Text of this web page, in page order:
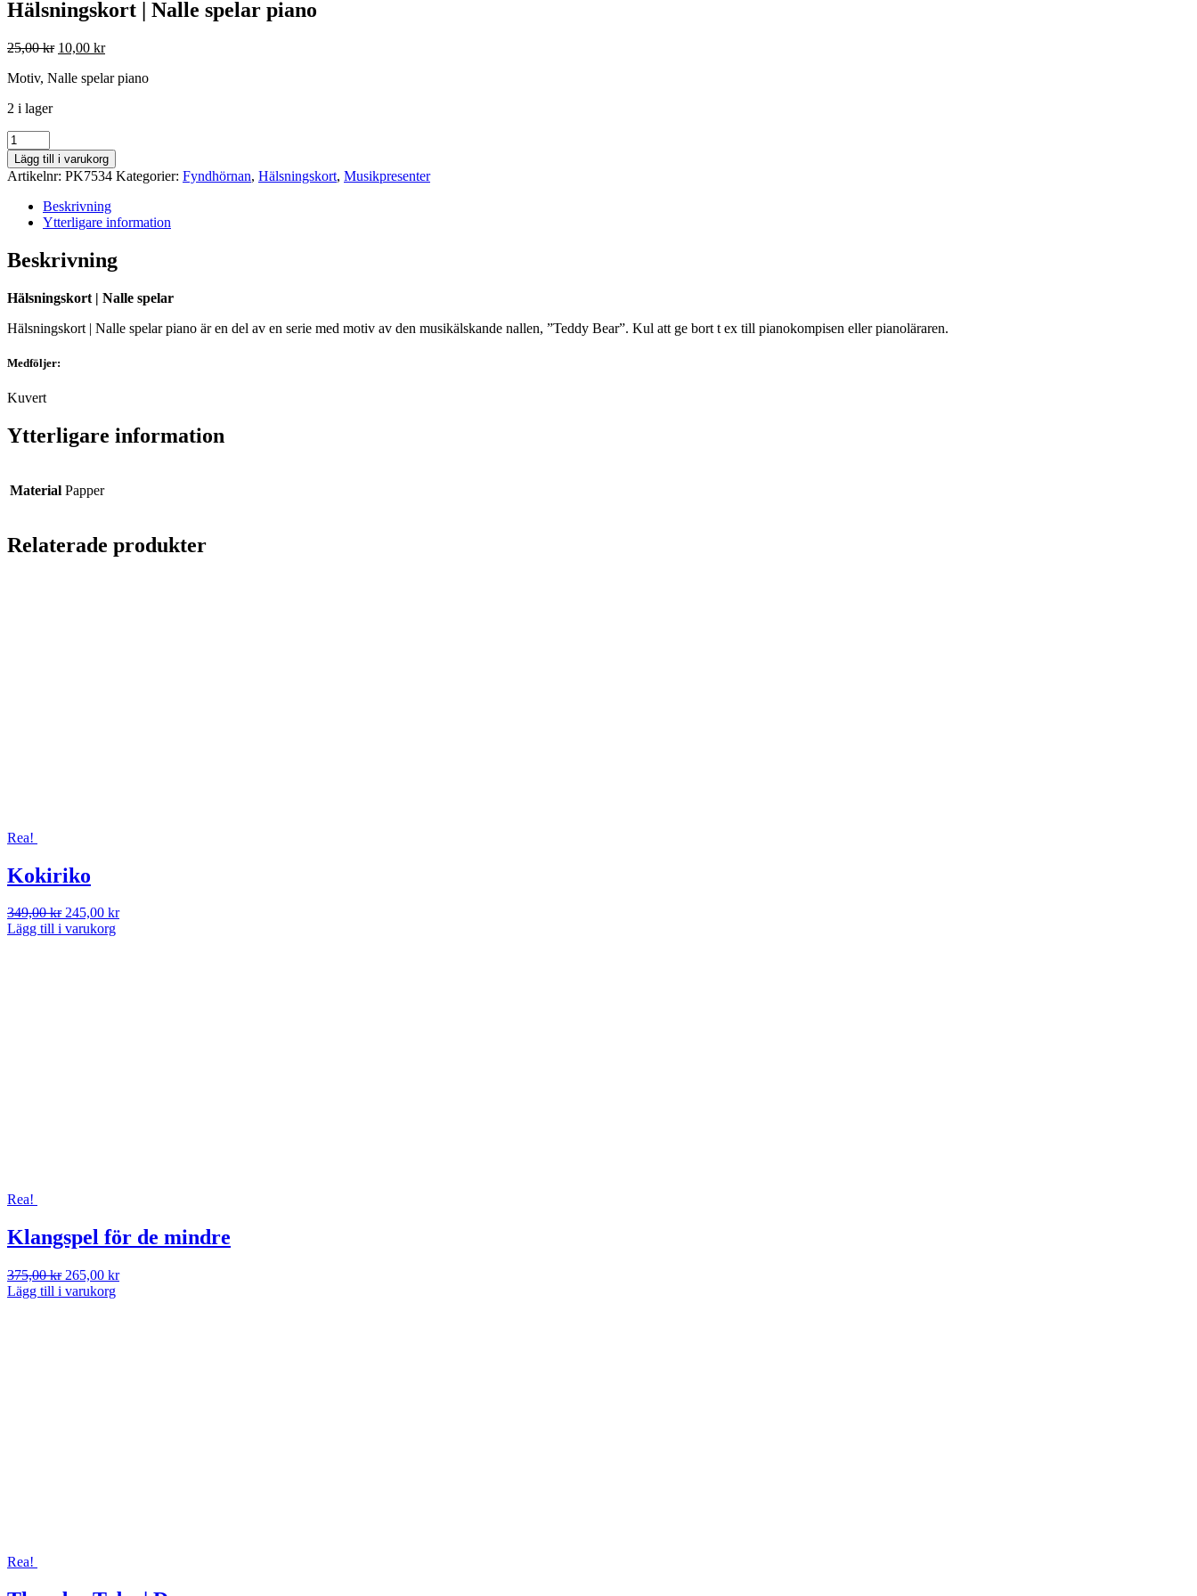
Hälsningskort | Nalle spelar piano
25,00kr Det
priset
10,00 krDet
priset
Motiv, Nalle spelar piano
2 i lager
Hälsningskort
|
Nalle
spelar
piano
mängd
Lägg till i varukorg
Artikelnr: PK7534 Kategorier: Fyndhörnan, Hälsningskort, Musikpresenter
Beskrivning
Ytterligare information
Beskrivning
Hälsningskort | Nalle spelar
Hälsningskort | Nalle spelar piano är en del av en serie med motiv av den musikälskande nallen, ”Teddy Bear”. Kul att ge bort t ex till pianokompisen eller pianoläraren.
Medföljer:
Kuvert
Ytterligare information
Material Papper
Relaterade produkter
Rea!
Kokiriko
349,00kr Det
ursprungliga
245,00 krDet
Lägg till i varukorg
Rea!
Klangspel för de mindre
375,00kr Det
ursprungliga
265,00 krDet
Lägg till i varukorg
Rea!